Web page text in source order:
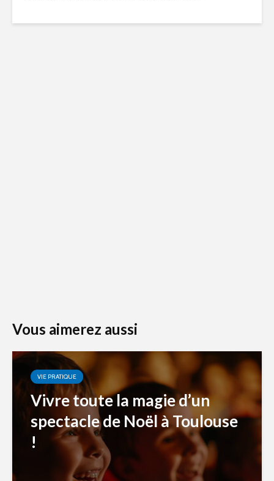
Vous aimerez aussi
VIE PRATIQUE
Vivre toute la magie d’un
spectacle de Noël à Toulouse
!